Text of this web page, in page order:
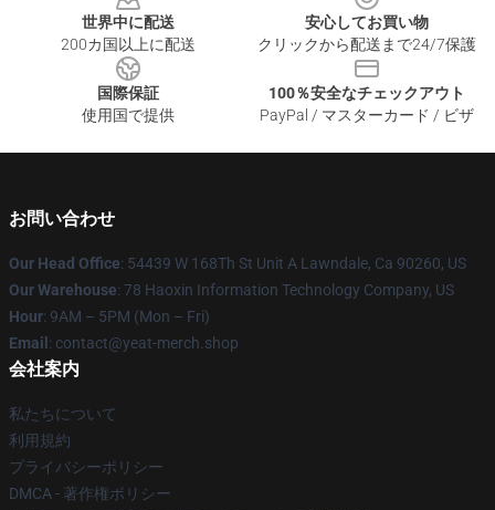
世界中に配送
200カ国以上に配送
安心してお買い物
クリックから配送まで24/7保護
国際保証
使用国で提供
100％安全なチェックアウト
PayPal / マスターカード / ビザ
お問い合わせ
Our Head Office: 54439 W 168Th St Unit A Lawndale, Ca 90260, US
Our Warehouse: 78 Haoxin Information Technology Company, US
Hour: 9AM – 5PM (Mon – Fri)
Email : contact@yeat-merch.shop
会社案内
私たちについて
利用規約
プライバシーポリシー
DMCA - 著作権ポリシー